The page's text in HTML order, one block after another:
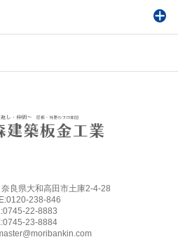
良県大和高田市土庫2-4-28
0120-238-846
0745-22-8883
23-8884